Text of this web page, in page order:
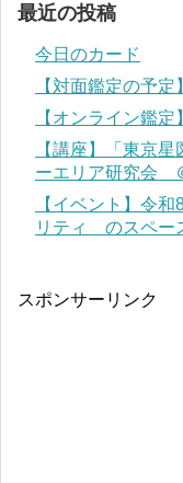
最近の投稿
今日のカード
【対面鑑定の予定】
【オンライン鑑定】
【講座】「東京
ーエリア研究会
【イベント】令
リティ のスペー
スポンサーリンク